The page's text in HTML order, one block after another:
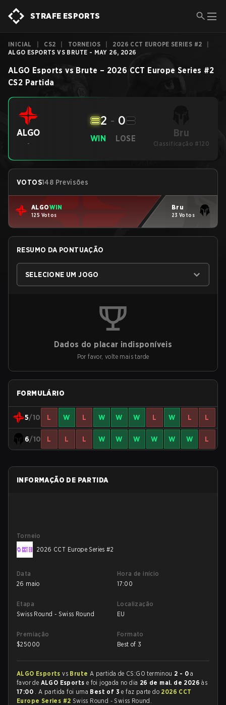
STRAFE ESPORTS
INICIAL CS2 TORNEIOS 2026 CCT EUROPE SERIES #2
ALGO ESPORTS VS BRUTE - MAY 26, 2026
ALGO Esports vs Brute – 2026 CCT Europe Series #2
CS2 Partida
ALGO
-
WIN
2 - 0
LOSE Bru
Classificação #120
VOTOS148 Previsões
ALGOWIN
125 Votos
Bru
23 Votos
RESUMO DA PONTUAÇÃO
SELECIONE UM JOGO
Dados do placar indisponíveis
Por favor, volte mais tarde
FORMULÁRIO
5/10 L W L W W W L W L L
6/10 L L L W W W W W W L
INFORMAÇÃO DE PARTIDA
Torneio
2026 CCT Europe Series #2
Data
26 maio
Hora de início
17:00
Etapa
Swiss Round - Swiss Round
Localização
EU
Premiação
$25000
Formato
Best of 3
ALGO Esportsvs Brute A partida de CS:GO terminou 2 - 0 a
favor de ALGO Esports e foi jogada no dia 26 de mai. de 2026às
17:00 . A partida foi uma Best of 3e faz parte do 2026 CCT
Europe Series #2 Swiss Round - Swiss Round.